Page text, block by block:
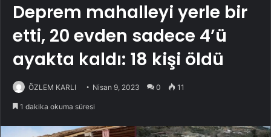
Deprem mahalleyi yerle bir
etti, 20 evden sadece 4’ü
ayakta kaldı: 18 kişi öldü
ÖZLEM KARLI Nisan 9, 2023 0 11
1 dakika okuma süresi